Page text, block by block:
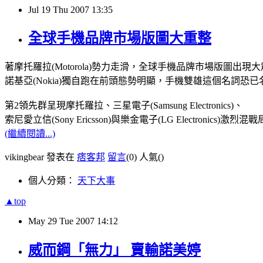
Jul 19 Thu 2007 13:35
全球手機品牌市場版圖大重整
著摩托羅拉(Motorola)勢力走滑，全球手機品牌市場版圖出現大
諾基亞(Nokia)獨自跑在前頭態勢明顯，手機雙雄這個名詞恐已
第2領先群呈現摩托羅拉、三星電子(Samsung Electronics)、
索尼愛立信(Sony Ericsson)與樂金電子(LG Electronics)激烈混戰
(繼續閱讀...)
vikingbear 發表在 痞客邦 留言(0) 人氣()
個人分類： 天下大事
▲top
May 29 Tue 2007 14:12
威而鋼「無力」 賣輸諾美婷